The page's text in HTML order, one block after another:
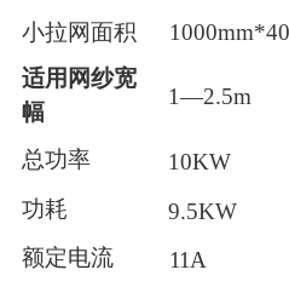
小拉网面积 1000mm*4
适用网纱宽
幅
1—2.5m
总功率 10KW
功耗
9.5KW
额定电流
11A